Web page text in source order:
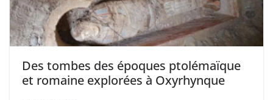
Des tombes des époques ptolémaïque
et romaine explorées à Oxyrhynque